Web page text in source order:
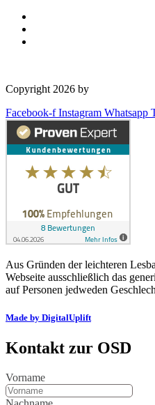
Copyright 2026 by
Facebook-f Instagram Whatsapp
Aus Gründen der leichteren
Webseite ausschließlich das
auf Personen jedweden
Made by DigitalUplift
Kontakt zur OSD
Vorname